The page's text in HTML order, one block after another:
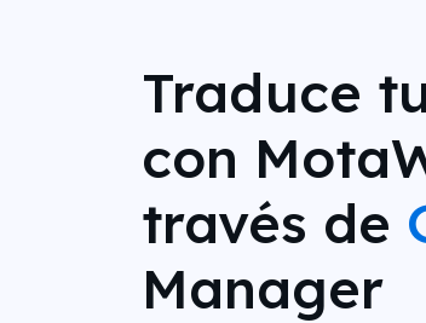
Traduce
con
través de
Manager